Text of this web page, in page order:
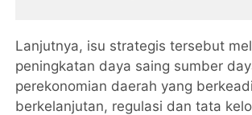
Lanjutnya, isu strategis tersebut
peningkatan daya saing sumber
perekonomian daerah yang
berkelanjutan, regulasi dan tata